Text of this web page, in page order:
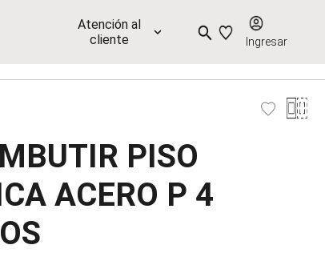
Atención al
cliente
Ingresar
PISO
ACERO P 4